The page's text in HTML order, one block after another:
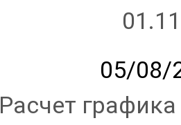
05/08/
Расчет